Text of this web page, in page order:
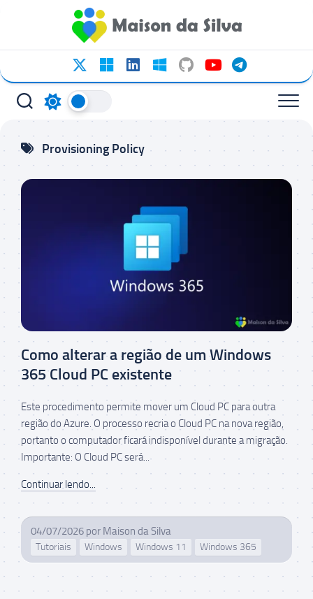
conteúdo
Provisioning Policy
Como alterar a região de um Windows
365 Cloud PC existente
Este procedimento permite mover um Cloud PC para outra
região do Azure. O processo recria o Cloud PC na nova região,
portanto o computador ficará indisponível durante a migração.
Importante: O Cloud PC será...
Continuar lendo...
04/07/2026 por Maison da Silva
Tutoriais Windows Windows 11 Windows 365